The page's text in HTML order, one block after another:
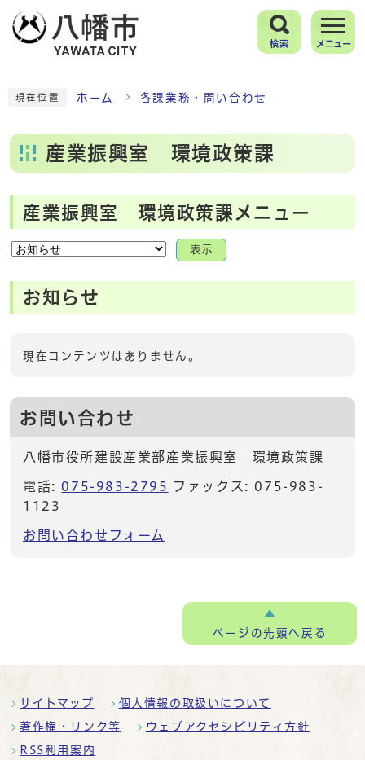
検索 メニュー
現在位置 ホーム 各課業務・問い合わせ
産業振興室 環境政策課
産業振興室 環境政策課メニュー
表示
お知らせ
現在コンテンツはありません。
お問い合わせ
八幡市役所建設産業部産業振興室 環境政策課
電話: 075-983-2795 ファックス: 075-983-
1123
お問い合わせフォーム
ページの先頭へ戻る
サイトマップ 個人情報の取扱いについて
著作権・リンク等 ウェブアクセシビリティ方針
RSS利用案内